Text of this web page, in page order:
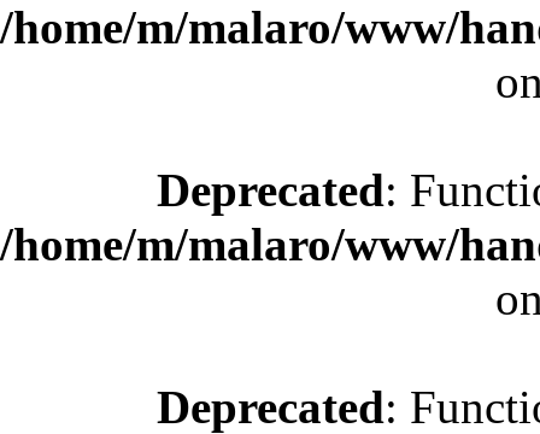
/home/m/malaro/www/
Deprecated:
/home/m/malaro/www/
Deprecated: